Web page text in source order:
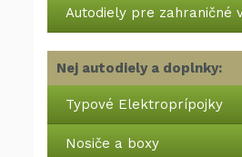
Autodiely pre zahraničné
Nej autodiely a doplnky:
Typové Elektroprípojky
Nosiče a boxy